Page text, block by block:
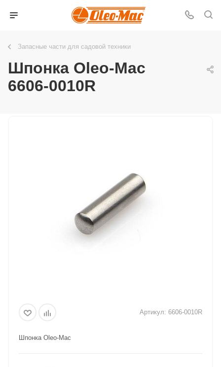
Запасные части для садовой техники
Шпонка Oleo-Mac
6606-0010R
Артикул: 6606-0010R
Шпонка Oleo-Mac